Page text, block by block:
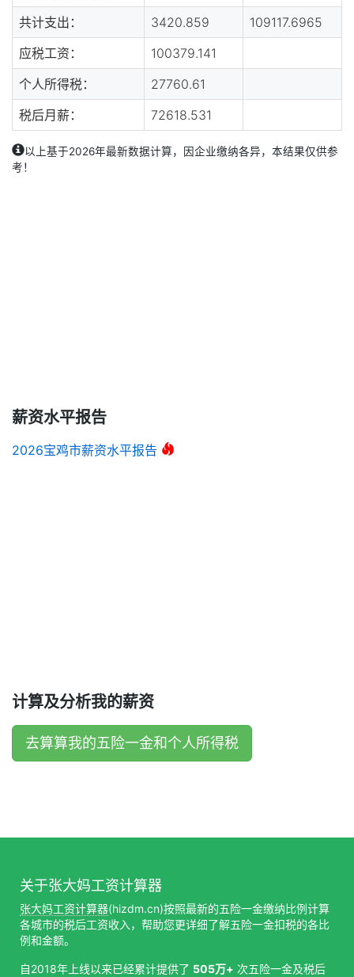
共计支出：
3420.859
109117.6965
应税工资：
100379.141
个人所得税：
27760.61
税后月薪：
72618.531
以上基于2026年最新数据计算，因企业缴纳各异，本结果仅供参
考！
薪资水平报告
2026宝鸡市薪资水平报告
计算及分析我的薪资
去算算我的五险一金和个人所得税
关于张大妈工资计算器
张大妈工资计算器(hizdm.cn)按照最新的五险一金缴纳比例计算
各城市的税后工资收入，帮助您更详细了解五险一金扣税的各比
例和金额。
自2018年上线以来已经累计提供了 505万+ 次五险一金及税后